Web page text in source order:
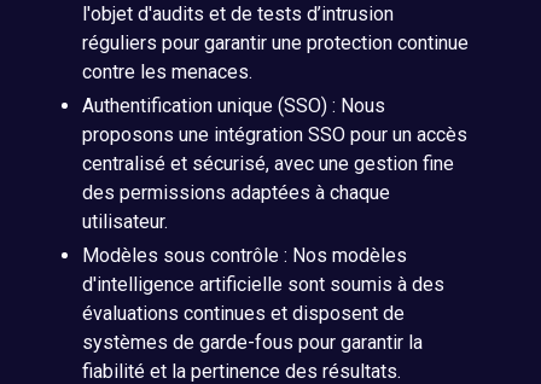
l'objet d'audits et de tests d’intrusion
réguliers pour garantir une protection continue
contre les menaces.
Authentification unique (SSO) : Nous
proposons une intégration SSO pour un accès
centralisé et sécurisé, avec une gestion fine
des permissions adaptées à chaque
utilisateur.
Modèles sous contrôle : Nos modèles
d'intelligence artificielle sont soumis à des
évaluations continues et disposent de
systèmes de garde-fous pour garantir la
fiabilité et la pertinence des résultats.